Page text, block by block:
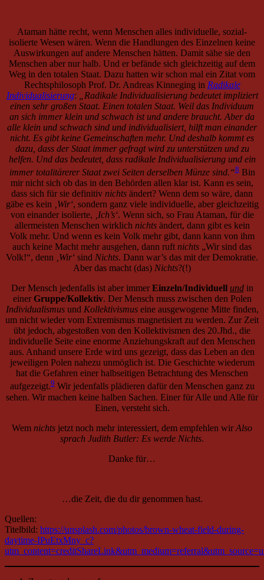
alle klein und schwach sind und individualisiert, hilft man einander
nicht. Es gibt keine Gemeinschaften mehr. Und deshalb kommt es
dazu, dass der Staat immer gefragt wird zu unterstützen und zu
helfen. Und das bedeutet, dass radikale Individualisierung und ein
immer totalitärerer Staat zwei Seiten derselben Münze sind.“8 Bin
mir nicht sich ob das in den Behörden allen klar ist. Kann es sein,
dass sich für sie definitivnichtsändert? Wenn dem so wäre, dann
gäbe es kein‚Wir‘, sondern ganz viele individuelle, aber gleichzeitig
von einander isolierte,‚Ich’s‘. Wenn sich, so Frau Ataman, für die
allermeisten Menschen wirklichnichtsändert, dann gibt es kein
Volk mehr. Und wenn es kein Volk mehr gibt, dann kann von ihm
auch keine Macht mehr ausgehen, dann ruftnichts„Wir sind das
Volk!“, denn‚Wir‘ sindNichts. Dann war’s das mit der Demokratie.
Aber das macht (das)Nichts?(!)
Der Mensch jedenfalls ist aber immerEinzeln/Individuell undin
einerGruppe/Kollektiv. Der Mensch muss zwischen den Polen
IndividualismusundKollektivismuseine ausgewogene Mitte finden,
um nicht wieder vom Extremismus magnetisiert zu werden. Zur Zeit
übt jedoch, abgestoßen von den Kollektivismen des 20.Jhd., die
individuelle Seite eine enorme Anziehungskraft auf den Menschen
aus. Anhand unsere Erde wird uns gezeigt, dass das Leben an den
jeweiligen Polen nahezu unmöglich ist. Die Geschichte wiederum
hat die Gefahren einer halbseitigen Betrachtung des Menschen
aufgezeigt.9Wir jedenfalls plädieren dafür den Menschen ganz zu
sehen. Wir machen keine halben Sachen. Einer für Alle und Alle für
Einen, versteht sich.
Wemnichtsjetzt noch mehr interessiert, dem empfehlen wirAlso
sprach Judith Butler: Es werde Nichts .
Danke für…
…die Zeit, die du dir genommen hast.
Quellen:
https://unsplash.com/photos/brown-wheat-field-during-
https://www.zeit.de/politik/deutschland/2024-
getreten-kritik
gibt es aber schon seit dem 12.04.2024 als offizielle
Pressemitteilung der Antidiskriminierungsstelle des Bundes:
https://www.antidiskriminierungsstelle.de/SharedDocs/
zuletzt aufgerufen am. 02.11.2024.↩︎